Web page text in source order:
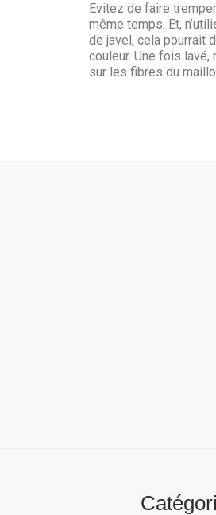
Evitez de faire
même temps. Et,
de javel, cela pourrait
couleur. Une fois
sur les fibres du